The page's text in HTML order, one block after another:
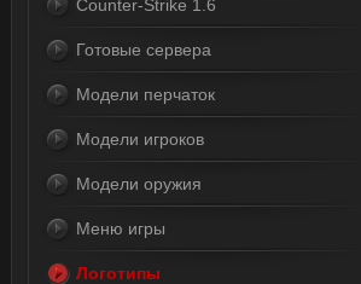
Counter-Strike 1.6
Готовые сервера
Модели перчаток
Модели игроков
Модели оружия
Меню игры
Логотипы